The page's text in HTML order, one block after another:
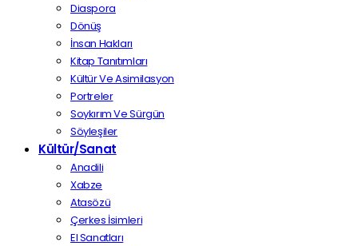
Diaspora
Dönüş
İnsan Hakları
Kitap Tanıtımları
Kültür Ve Asimilasyon
Portreler
Soykırım Ve Sürgün
Söyleşiler
Kültür/Sanat
Anadili
Xabze
Atasözü
Çerkes İsimleri
El Sanatları